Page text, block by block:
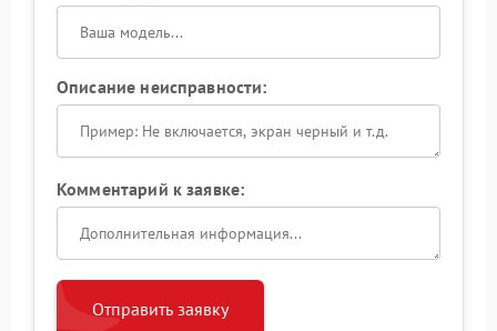
Описание неисправности:
Комментарий к заявке:
Отправить заявку